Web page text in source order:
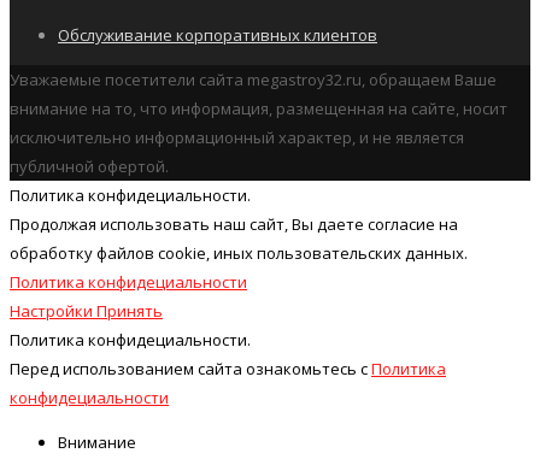
Обслуживание корпоративных клиентов
Уважаемые посетители сайта megastroy32.ru, обращаем Ваше
внимание на то, что информация, размещенная на сайте, носит
исключительно информационный характер, и не является
публичной офертой.
Политика конфидециальности.
Продолжая использовать наш cайт, Вы даете согласие на
обработку файлов cookie, иных пользовательских данных.
Политика конфидециальности
Настройки Принять
Политика конфидециальности.
Перед использованием сайта ознакомьтесь сПолитика
конфидециальности
Внимание